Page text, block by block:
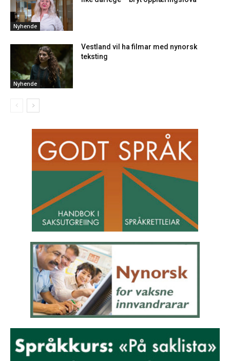
Nyhende
Nyhende
Vestland vil ha filmar med nynorsk
teksting